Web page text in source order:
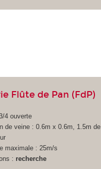
Flûte de Pan (FdP)
4 ouverte
de veine : 0.6m x 0.6m, 1.5m de
maximale : 25m/s
: recherche